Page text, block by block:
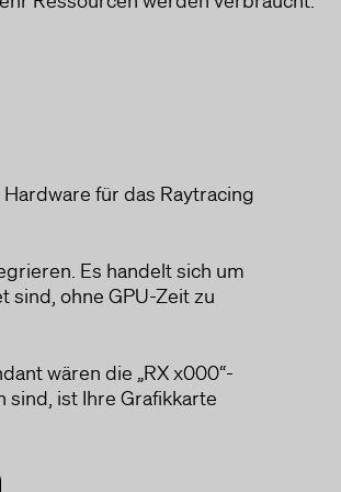
für das Raytracing
Es handelt sich um
sind, ohne GPU-Zeit zu
wären die „RX x000“-
sind, ist Ihre Grafikkarte